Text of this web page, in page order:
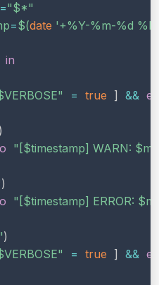
="$*"
=$(date '+%Y-%m-%d
in
" = true ] &&
)
"[$timestamp] WARN:
)
"[$timestamp] ERROR:
)
" = true ] &&